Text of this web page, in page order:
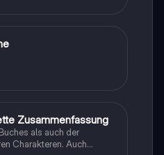
Zusammenfassung
als auch der
Charakteren. Auch